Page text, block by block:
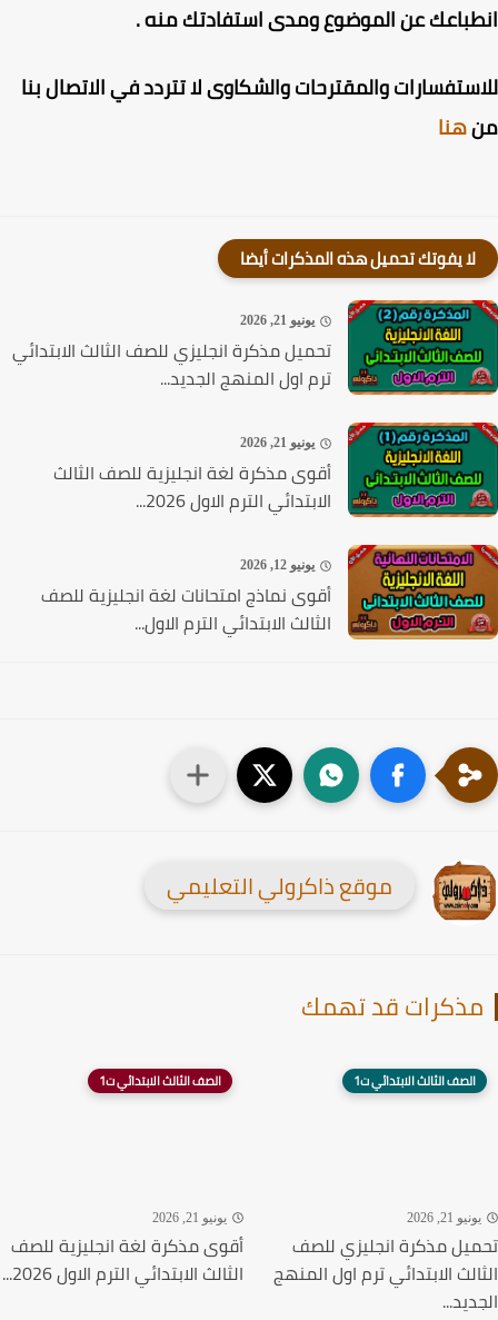
عن الموضوع ومدى استفادتك منه .
والمقترحات والشكاوى لا تتردد في الاتصال بنا
هنا
لا يفوتك تحميل هذه المذكرات أيضا
يونيو 21, 2026
تحميل مذكرة انجليزي للصف الثالث الابتدائي
ترم اول المنهج الجديد...
يونيو 21, 2026
أقوى مذكرة لغة انجليزية للصف الثالث
الابتدائي الترم الاول 2026...
يونيو 12, 2026
أقوى نماذج امتحانات لغة انجليزية للصف
الثالث الابتدائي الترم الاول...
موقع ذاكرولي التعليمي
قد تهمك
الصف الثالث الابتدائي ت1
21, 2026
مذكرة انجليزي للصف
الابتدائي ترم اول المنهج
الصف الثالث الابتدائي ت1
يونيو 21, 2026
أقوى مذكرة لغة انجليزية للصف
الثالث الابتدائي الترم الاول 2026...